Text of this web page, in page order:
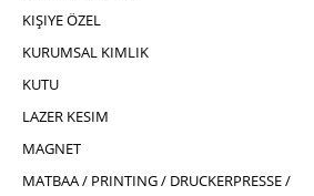
KIŞIYE ÖZEL
KURUMSAL KIMLIK
KUTU
LAZER KESIM
MAGNET
MATBAA / PRINTING / DRUCKERPRESSE /